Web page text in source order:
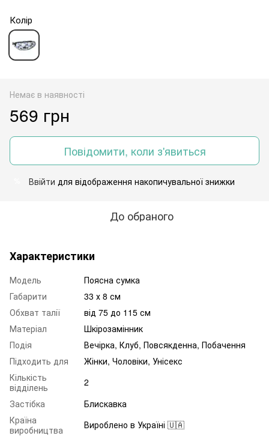
Колір
Немає в наявності
569 грн
Повідомити, коли з'явиться
Ввійти для відображення накопичувальної знижки
До обраного
Характеристики
Модель
Поясна сумка
Габарити
33 х 8 см
Обхват талії
від 75 до 115 см
Матеріал
Шкірозамінник
Подія
Вечірка, Клуб, Повсякденна, Побачення
Підходить для
Жінки, Чоловіки, Унісекс
Кількість
відділень
2
Застібка
Блискавка
Країна
виробництва
Вироблено в Україні 🇺🇦